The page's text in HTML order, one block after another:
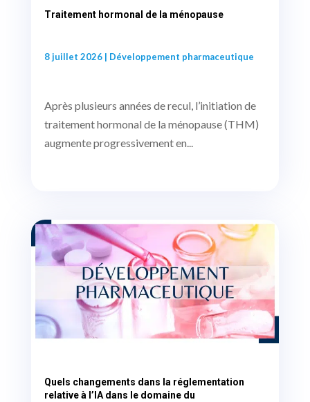
Traitement hormonal de la ménopause
8 juillet 2026| Développement pharmaceutique
Après plusieurs années de recul, l’initiation de
traitement hormonal de la ménopause (THM)
augmente progressivement en...
Quels changements dans la réglementation
relative à l’IA dans le domaine du